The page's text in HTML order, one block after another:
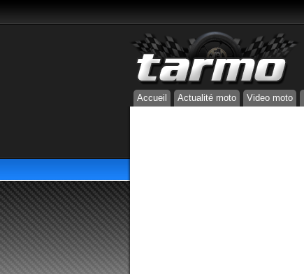
Accueil Actualité moto Video moto